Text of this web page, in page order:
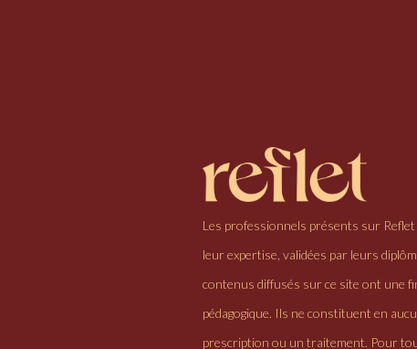
Les professionnels présents sur
leur expertise, validées par leurs
contenus diffusés sur ce site ont une
pédagogique. Ils ne constituent en
prescription ou un traitement. Pour